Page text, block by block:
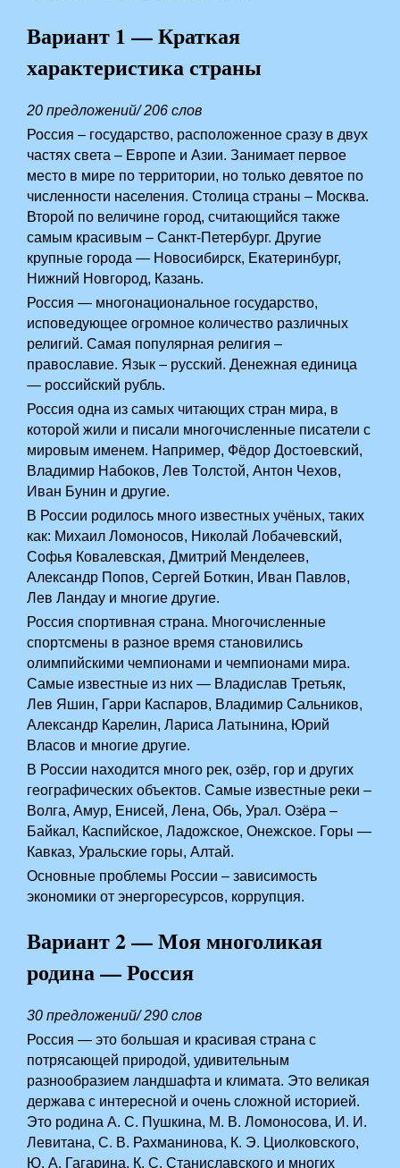
Вариант 1 — Краткая
характеристика страны
20 предложений/ 206 слов
Россия – государство, расположенное сразу в двух
частях света – Европе и Азии. Занимает первое
место в мире по территории, но только девятое по
численности населения. Столица страны – Москва.
Второй по величине город, считающийся также
самым красивым – Санкт-Петербург. Другие
крупные города — Новосибирск, Екатеринбург,
Нижний Новгород, Казань.
Россия — многонациональное государство,
исповедующее огромное количество различных
религий. Самая популярная религия –
православие. Язык – русский. Денежная единица
— российский рубль.
Россия одна из самых читающих стран мира, в
которой жили и писали многочисленные писатели с
мировым именем. Например, Фёдор Достоевский,
Владимир Набоков, Лев Толстой, Антон Чехов,
Иван Бунин и другие.
В России родилось много известных учёных, таких
как: Михаил Ломоносов, Николай Лобачевский,
Софья Ковалевская, Дмитрий Менделеев,
Александр Попов, Сергей Боткин, Иван Павлов,
Лев Ландау и многие другие.
Россия спортивная страна. Многочисленные
спортсмены в разное время становились
олимпийскими чемпионами и чемпионами мира.
Самые известные из них — Владислав Третьяк,
Лев Яшин, Гарри Каспаров, Владимир Сальников,
Александр Карелин, Лариса Латынина, Юрий
Власов и многие другие.
В России находится много рек, озёр, гор и других
географических объектов. Самые известные реки –
Волга, Амур, Енисей, Лена, Обь, Урал. Озёра –
Байкал, Каспийское, Ладожское, Онежское. Горы —
Кавказ, Уральские горы, Алтай.
Основные проблемы России – зависимость
экономики от энергоресурсов, коррупция.
Вариант 2 — Моя многоликая
родина — Россия
30 предложений/ 290 слов
Россия — это большая и красивая страна с
потрясающей природой, удивительным
разнообразием ландшафта и климата. Это великая
держава с интересной и очень сложной историей.
Это родина А. С. Пушкина, М. В. Ломоносова, И. И.
Левитана, С. В. Рахманинова, К. Э. Циолковского,
Ю. А. Гагарина, К. С. Станиславского и многих